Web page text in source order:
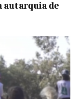
autarquia de